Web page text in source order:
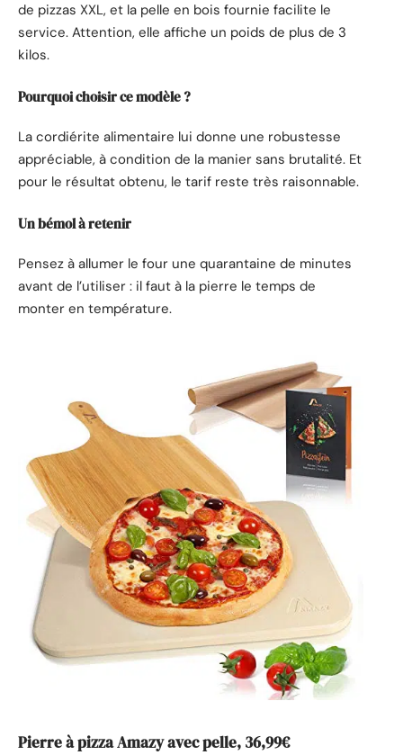
de pizzas XXL, et la pelle en bois fournie facilite le
service. Attention, elle affiche un poids de plus de 3
kilos.
Pourquoi choisir ce modèle ?
La cordiérite alimentaire lui donne une robustesse
appréciable, à condition de la manier sans brutalité. Et
pour le résultat obtenu, le tarif reste très raisonnable.
Un bémol à retenir
Pensez à allumer le four une quarantaine de minutes
avant de l’utiliser : il faut à la pierre le temps de
monter en température.
Pierre à pizza Amazy avec pelle, 36,99€